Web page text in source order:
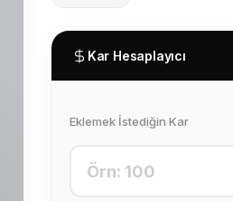
Kar Hesaplayıcı
Eklemek İstediğin Kar